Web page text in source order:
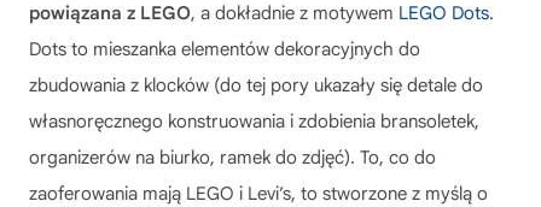
powiązana z LEGO, a dokładnie z motywem LEGO Dots.
Dots to mieszanka elementów dekoracyjnych do
zbudowania z klocków (do tej pory ukazały się detale do
własnoręcznego konstruowania i zdobienia bransoletek,
organizerów na biurko, ramek do zdjęć). To, co do
zaoferowania mają LEGO i Levi’s, to stworzone z myślą o